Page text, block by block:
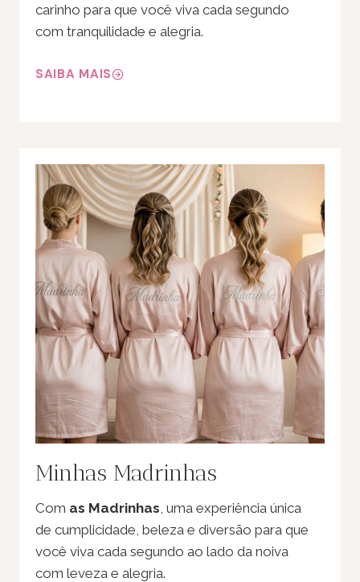
carinho para que você viva cada segundo
com tranquilidade e alegria.
SAIBA MAIS
Minhas Madrinhas
Com as Madrinhas , uma experiência única
de cumplicidade, beleza e diversão para que
você viva cada segundo ao lado da noiva
com leveza e alegria.